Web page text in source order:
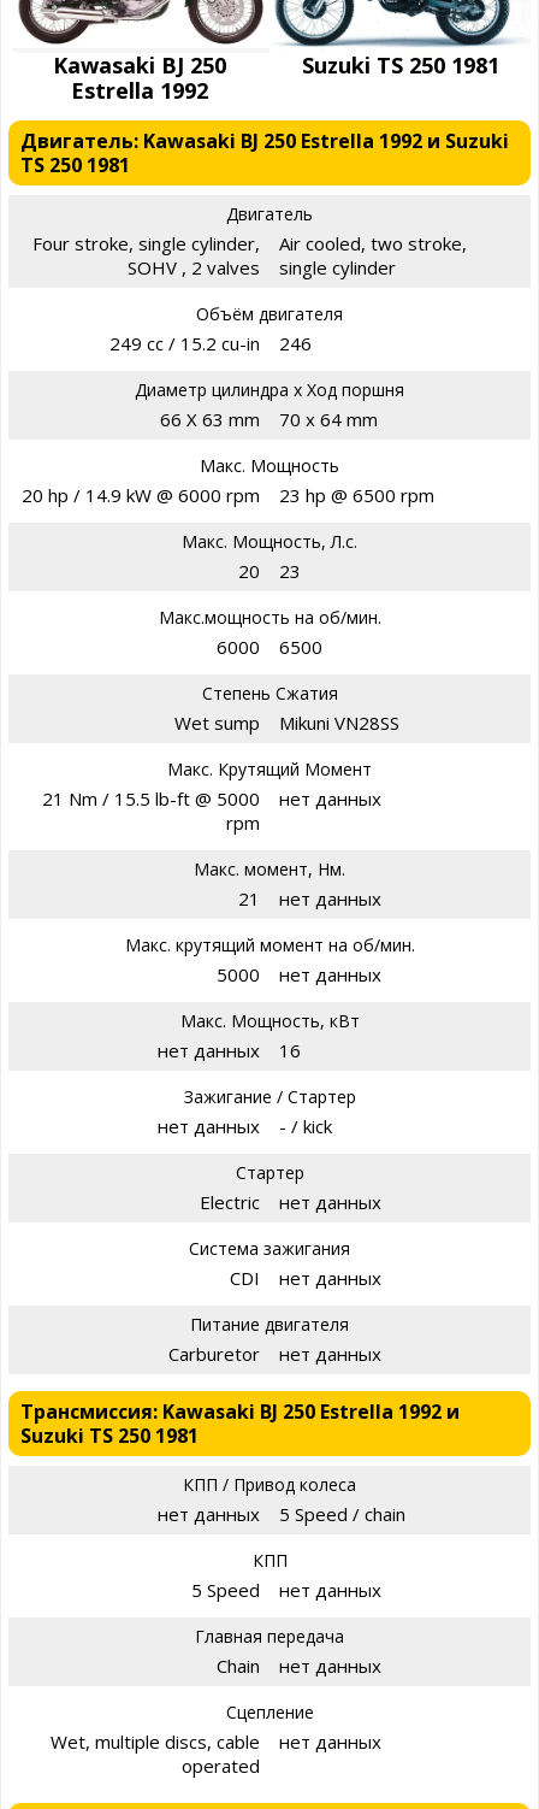
Kawasaki BJ 250
Estrella 1992
Suzuki TS 250 1981
Двигатель: Kawasaki BJ 250 Estrella 1992 и Suzuki
TS 250 1981
Двигатель
Four stroke, single cylinder,
SOHV , 2 valves
Air cooled, two stroke,
single cylinder
Объём двигателя
249 cc / 15.2 cu-in 246
Диаметр цилиндра х Ход поршня
66 X 63 mm 70 x 64 mm
Макс. Мощность
20 hp / 14.9 kW @ 6000 rpm 23 hp @ 6500 rpm
Макс. Мощность, Л.с.
20 23
Макс.мощность на об/мин.
6000 6500
Степень Сжатия
Wet sump Mikuni VN28SS
Макс. Крутящий Момент
21 Nm / 15.5 lb-ft @ 5000
rpm
нет данных
Макс. момент, Нм.
21 нет данных
Макс. крутящий момент на об/мин.
5000 нет данных
Макс. Мощность, кВт
нет данных 16
Зажигание / Стартер
нет данных - / kick
Стартер
Electric нет данных
Система зажигания
CDI нет данных
Питание двигателя
Carburetor нет данных
Трансмиссия: Kawasaki BJ 250 Estrella 1992 и
Suzuki TS 250 1981
КПП / Привод колеса
нет данных 5 Speed / chain
КПП
5 Speed нет данных
Главная передача
Chain нет данных
Сцепление
Wet, multiple discs, cable
operated
нет данных